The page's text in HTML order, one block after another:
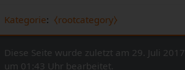
Kategorie: ⧼rootcategory⧽
Diese Seite wurde zuletzt am 29. Juli 2017
um 01:43 Uhr bearbeitet.